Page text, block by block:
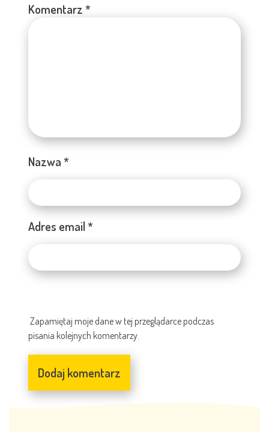
Komentarz*
Nazwa*
Adres email*
Zapamiętaj moje dane w tej przeglądarce podczas
pisania kolejnych komentarzy.